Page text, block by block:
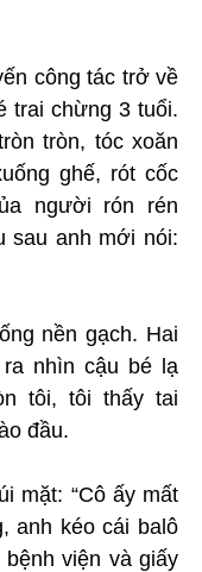
công tác trở về
trai chừng 3 tuổi.
tròn, tóc xoăn
ghế, rót cốc
người rón rén
sau anh mới nói:
nền gạch. Hai
nhìn cậu bé lạ
tôi, tôi thấy tai
đầu.
mặt: “Cô ấy mất
anh kéo cái balô
viện và giấy